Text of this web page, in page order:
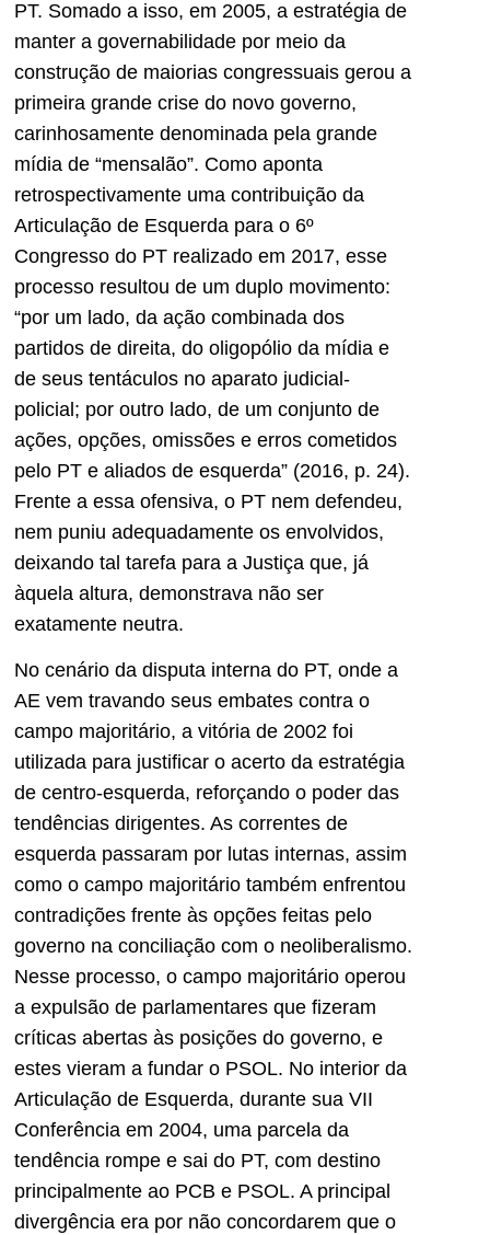
PT. Somado a isso, em 2005, a estratégia de
manter a governabilidade por meio da
construção de maiorias congressuais gerou a
primeira grande crise do novo governo,
carinhosamente denominada pela grande
mídia de “mensalão”. Como aponta
retrospectivamente uma contribuição da
Articulação de Esquerda para o 6º
Congresso do PT realizado em 2017, esse
processo resultou de um duplo movimento:
“por um lado, da ação combinada dos
partidos de direita, do oligopólio da mídia e
de seus tentáculos no aparato judicial-
policial; por outro lado, de um conjunto de
ações, opções, omissões e erros cometidos
pelo PT e aliados de esquerda” (2016, p. 24).
Frente a essa ofensiva, o PT nem defendeu,
nem puniu adequadamente os envolvidos,
deixando tal tarefa para a Justiça que, já
àquela altura, demonstrava não ser
exatamente neutra.
No cenário da disputa interna do PT, onde a
AE vem travando seus embates contra o
campo majoritário, a vitória de 2002 foi
utilizada para justificar o acerto da estratégia
de centro-esquerda, reforçando o poder das
tendências dirigentes. As correntes de
esquerda passaram por lutas internas, assim
como o campo majoritário também enfrentou
contradições frente às opções feitas pelo
governo na conciliação com o neoliberalismo.
Nesse processo, o campo majoritário operou
a expulsão de parlamentares que fizeram
críticas abertas às posições do governo, e
estes vieram a fundar o PSOL. No interior da
Articulação de Esquerda, durante sua VII
Conferência em 2004, uma parcela da
tendência rompe e sai do PT, com destino
principalmente ao PCB e PSOL. A principal
divergência era por não concordarem que o